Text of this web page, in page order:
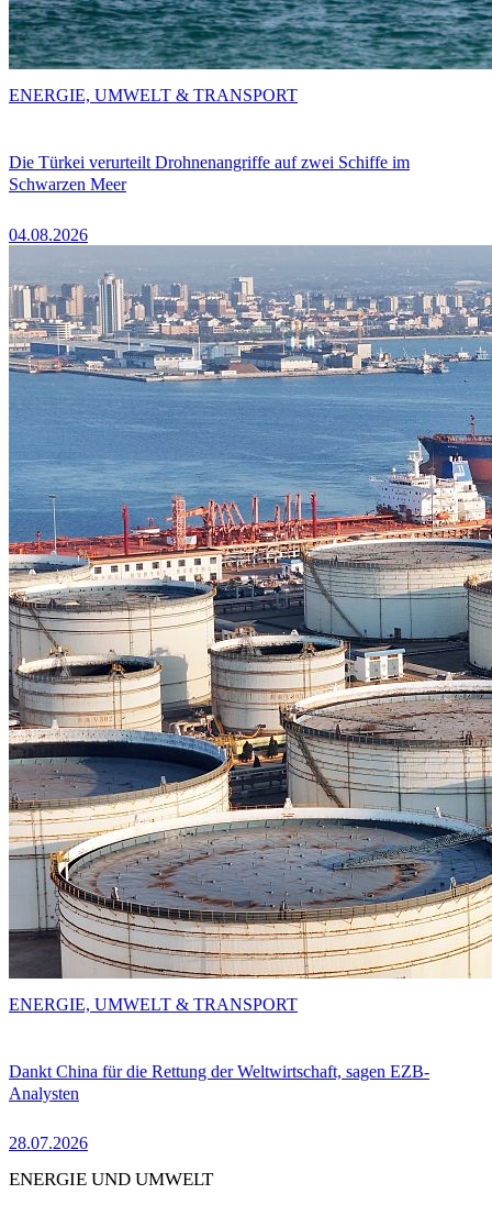
Die Türkei verurteilt Drohnenangriffe auf zwei Schiffe im
Schwarzen Meer
04.08.2026
ENERGIE, UMWELT & TRANSPORT
Dankt China für die Rettung der Weltwirtschaft, sagen EZB-
Analysten
28.07.2026
ENERGIE, UMWELT & TRANSPORT
ENERGIE UND UMWELT